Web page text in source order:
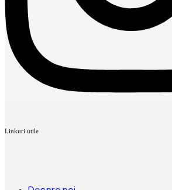
Linkuri utile